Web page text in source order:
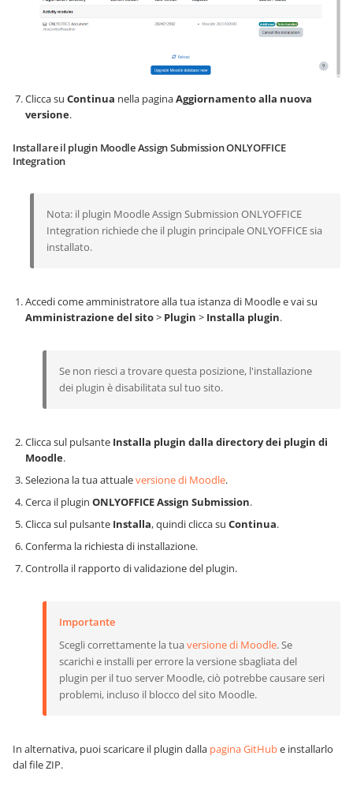
Clicca su Continua nella paginaAggiornamento alla nuova
versione.
Installare il plugin Moodle Assign Submission ONLYOFFICE
Integration
Nota: il plugin Moodle Assign Submission ONLYOFFICE
Integration richiede che il plugin principale ONLYOFFICE sia
installato.
Accedi come amministratore alla tua istanza di Moodle e vai su
Amministrazione del sito> Plugin > Installa plugin.
Se non riesci a trovare questa posizione, l'installazione
dei plugin è disabilitata sul tuo sito.
Clicca sul pulsante Installa plugin dalla directory dei plugin di
Moodle.
Seleziona la tua attualeversione di Moodle.
Cerca il plugin ONLYOFFICE Assign Submission.
Clicca sul pulsante Installa, quindi clicca su Continua.
Conferma la richiesta di installazione.
Controlla il rapporto di validazione del plugin.
Importante
Scegli correttamente la tua versione di Moodle. Se
scarichi e installi per errore la versione sbagliata del
plugin per il tuo server Moodle, ciò potrebbe causare seri
problemi, incluso il blocco del sito Moodle.
In alternativa, puoi scaricare il plugin dalla pagina GitHube installarlo
dal file ZIP.